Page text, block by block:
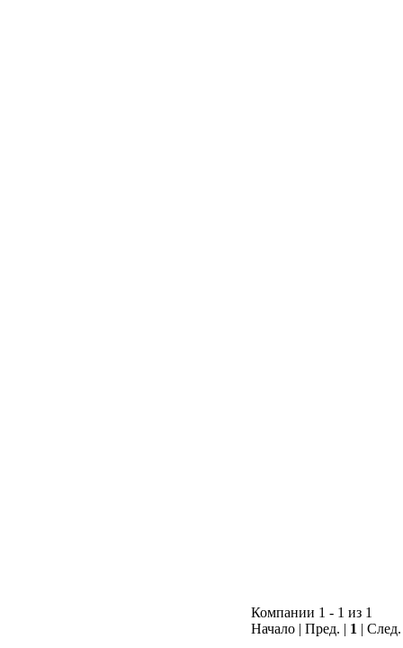
Компании 1 - 1 из 1
Начало | Пред. | 1 |